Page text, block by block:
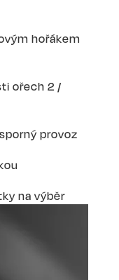
hořákem
ořech 2 /
provoz
na výběr